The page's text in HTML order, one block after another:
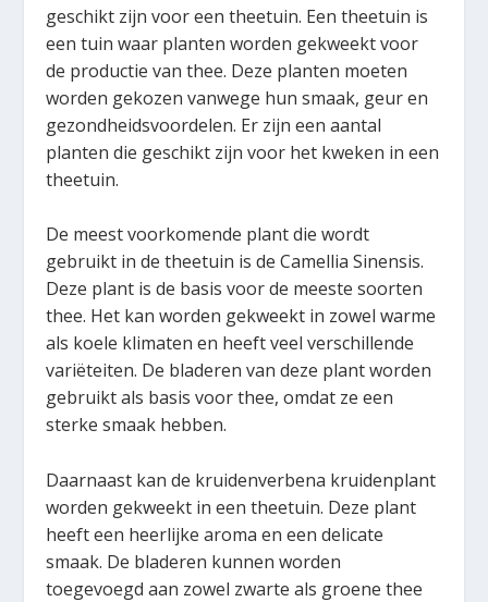
geschikt zijn voor een theetuin. Een theetuin is
een tuin waar planten worden gekweekt voor
de productie van thee. Deze planten moeten
worden gekozen vanwege hun smaak, geur en
gezondheidsvoordelen. Er zijn een aantal
planten die geschikt zijn voor het kweken in een
theetuin.
De meest voorkomende plant die wordt
gebruikt in de theetuin is de Camellia Sinensis.
Deze plant is de basis voor de meeste soorten
thee. Het kan worden gekweekt in zowel warme
als koele klimaten en heeft veel verschillende
variëteiten. De bladeren van deze plant worden
gebruikt als basis voor thee, omdat ze een
sterke smaak hebben.
Daarnaast kan de kruidenverbena kruidenplant
worden gekweekt in een theetuin. Deze plant
heeft een heerlijke aroma en een delicate
smaak. De bladeren kunnen worden
toegevoegd aan zowel zwarte als groene thee